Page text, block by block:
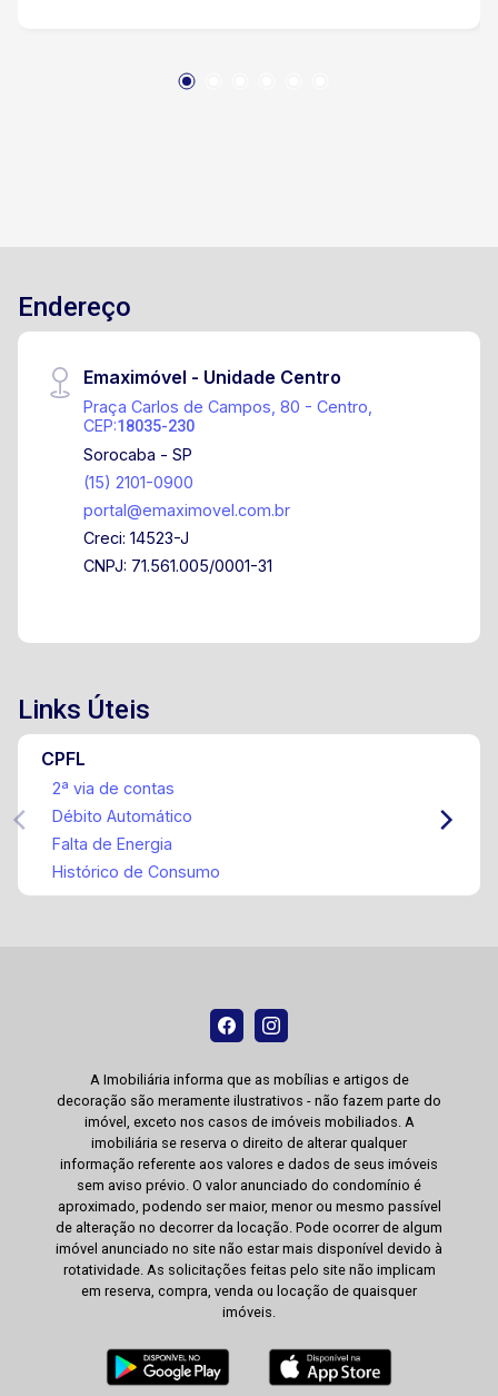
Endereço
Emaximóvel - Unidade Centro
Praça Carlos de Campos, 80 - Centro,
CEP:18035-230
Sorocaba - SP
(15) 2101-0900
portal@emaximovel.com.br
Creci: 14523-J
CNPJ: 71.561.005/0001-31
Links Úteis
CPFL
2ª via de contas
Débito Automático
Falta de Energia
Histórico de Consumo
A Imobiliária informa que as mobílias e artigos de
decoração são meramente ilustrativos - não fazem parte do
imóvel, exceto nos casos de imóveis mobiliados. A
imobiliária se reserva o direito de alterar qualquer
informação referente aos valores e dados de seus imóveis
sem aviso prévio. O valor anunciado do condomínio é
aproximado, podendo ser maior, menor ou mesmo passível
de alteração no decorrer da locação. Pode ocorrer de algum
imóvel anunciado no site não estar mais disponível devido à
rotatividade. As solicitações feitas pelo site não implicam
em reserva, compra, venda ou locação de quaisquer
imóveis.